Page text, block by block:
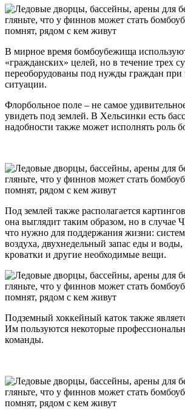
В мирное время бомбоубежища
«гражданских» целей, но в течение трех
переоборудованы под нужды граждан при
ситуации.
Флорбольное поле – не самое
увидеть под землей. В Хельсинки есть
надобности также может исполнять роль
Под землей также располагается
она выглядит таким образом, но в случае
что нужно для поддержания жизни:
воздуха, двухнедельный запас еды и воды,
кроватки и другие необходимые вещи.
Подземный хоккейный каток также
Им пользуются некоторые
команды.